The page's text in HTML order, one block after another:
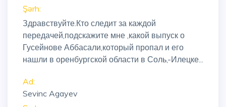
Şərh:
Здравствуйте.Кто следит за каждой
передачей,подскажите мне ,какой выпуск о
Гусейнове Аббасали,который пропал и его
нашли в оренбургской области в Соль,-Илецке...
Ad:
Sevinc Agayev